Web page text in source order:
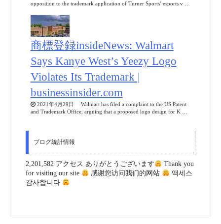
opposition to the trademark application of Turner Sports’ esports v …
商標登録insideNews: Walmart
Says Kanye West’s Yeezy Logo
Violates Its Trademark |
businessinsider.com
2021年4月29日 Walmart has filed a complaint to the US Patent
and Trademark Office, arguing that a proposed logo design for K …
ブログ統計情報
2,201,582 アクセス ありがとうございます
Thank you
for visiting our site
感谢您访问我们的网站
액세스
감사합니다